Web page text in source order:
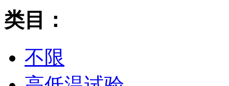
类目：
不限